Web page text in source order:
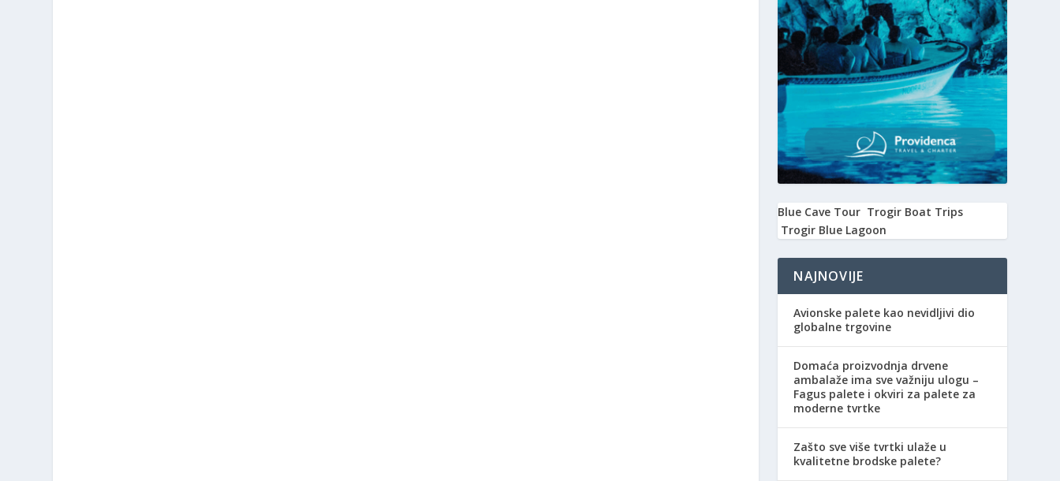
Blue Cave Tour Trogir Boat Trips
Trogir Blue Lagoon
NAJNOVIJE
Avionske palete kao nevidljivi dio
globalne trgovine
Domaća proizvodnja drvene
ambalaže ima sve važniju ulogu –
Fagus palete i okviri za palete za
moderne tvrtke
Zašto sve više tvrtki ulaže u
kvalitetne brodske palete?